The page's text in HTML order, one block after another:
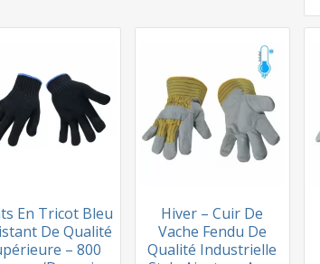
En Tricot Bleu
De Qualité
– 800
Hiver – Cuir De
Vache Fendu De
Qualité Industrielle